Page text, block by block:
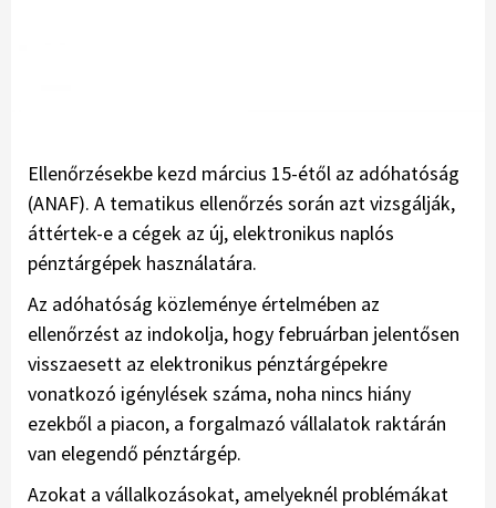
Ellenőrzésekbe kezd március 15-étől az adóhatóság
(ANAF). A tematikus ellenőrzés során azt vizsgálják,
áttértek-e a cégek az új, elektronikus naplós
pénztárgépek használatára.
Az adóhatóság közleménye értelmében az
ellenőrzést az indokolja, hogy februárban jelentősen
visszaesett az elektronikus pénztárgépekre
vonatkozó igénylések száma, noha nincs hiány
ezekből a piacon, a forgalmazó vállalatok raktárán
van elegendő pénztárgép.
Azokat a vállalkozásokat, amelyeknél problémákat